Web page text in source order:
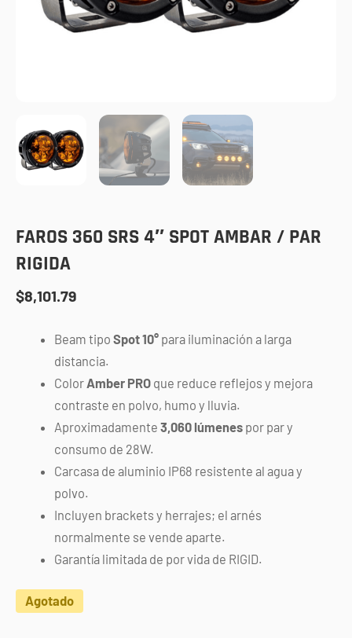
FAROS 360 SRS 4″ SPOT AMBAR / PAR
RIGIDA
$8,101.79
Beam tipoSpot 10° para iluminación a larga
distancia.
Color Amber PRO que reduce reflejos y mejora
contraste en polvo, humo y lluvia.
Aproximadamente3,060 lúmenes por par y
consumo de 28W.
Carcasa de aluminio IP68 resistente al agua y
polvo.
Incluyen brackets y herrajes; el arnés
normalmente se vende aparte.
Garantía limitada de por vida de RIGID.
Agotado